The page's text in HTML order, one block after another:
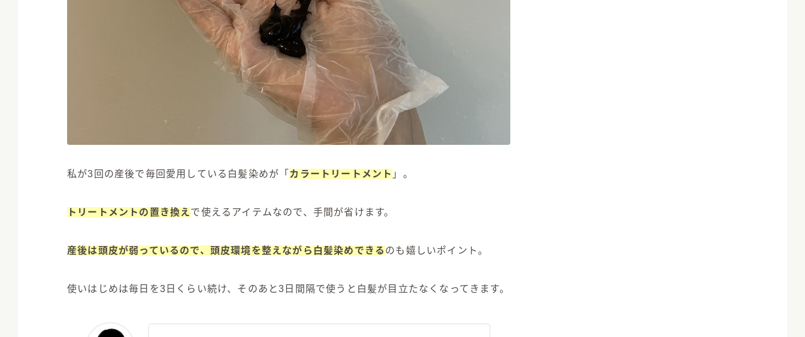
私が3回の産後で毎回愛用している白髪染めが「 カラートリートメント 」。
トリートメントの置き換えで使えるアイテムなので、手間が省けます。
産後は頭皮が弱っているので、頭皮環境を整えながら白髪染めできる のも嬉しいポイント。
使いはじめは毎日を3日くらい続け、そのあと3日間隔で使うと白髪が目立たなくなってきます。